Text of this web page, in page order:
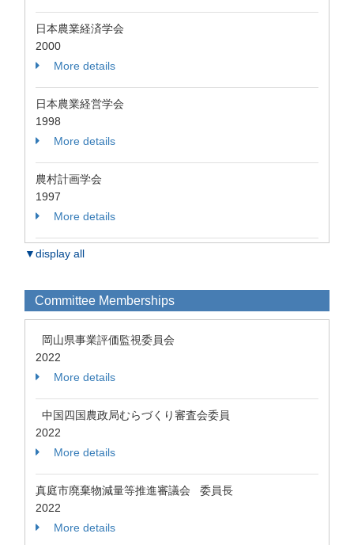
日本農業経済学会
2000
More details
日本農業経営学会
1998
More details
農村計画学会
1997
More details
▼display all
Committee Memberships
岡山県事業評価監視委員会
2022
More details
中国四国農政局むらづくり審査会委員
2022
More details
真庭市廃棄物減量等推進審議会 委員長
2022
More details